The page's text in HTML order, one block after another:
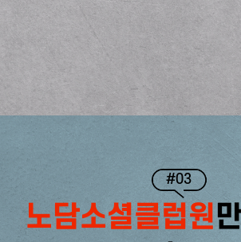
#03
노담소셜클럽원